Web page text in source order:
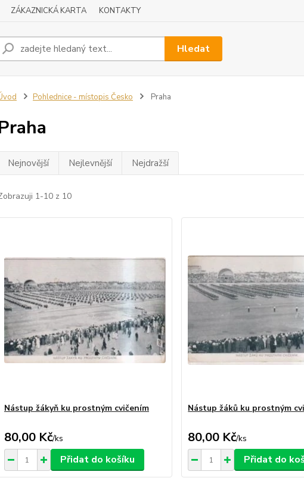
ZÁKAZNICKÁ KARTA KONTAKTY
Hledat
Pohlednice - místopis Česko Praha
Nejnovější Nejlevnější Nejdražší
1-10 z 10
Nástup žákyň ku prostným cvičením
80,00 Kč/ks
Přidat do košíku
Nástup žáků ku prostným
80,00 Kč/ks
Přidat do